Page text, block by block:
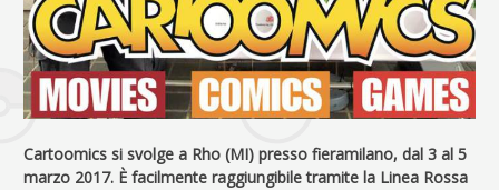
Cartoomics si svolge a Rho (MI) presso fieramilano, dal 3 al 5
marzo 2017. È facilmente raggiungibile tramite la Linea Rossa